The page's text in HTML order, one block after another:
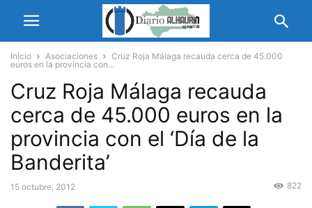
Inicio Asociaciones
Cruz Roja Málaga recauda cerca de 45.000
euros en la provincia con...
Cruz Roja Málaga recauda
cerca de 45.000 euros en la
provincia con el ‘Día de la
Banderita’
15 octubre, 2012 822